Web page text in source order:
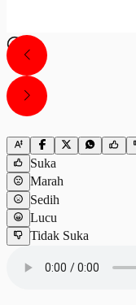
Suka
Marah
Sedih
Lucu
Tidak Suka